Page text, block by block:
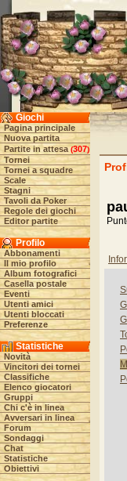
Giochi
Pagina principale
Nuova partita
Partite in attesa (307)
Tornei
Tornei a squadre
Scale
Stagni
Tavoli da Poker
Regole dei giochi
Editor partite
Profilo
Abbonamenti
Il mio profilo
Album fotografici
Casella postale
Eventi
Utenti amici
Utenti bloccati
Preferenze
Statistiche
Novità
Vincitori dei tornei
Classifiche
Elenco giocatori
Gruppi
Chi c'è in linea
Avversari in linea
Forum
Sondaggi
Chat
Statistiche
Obiettivi